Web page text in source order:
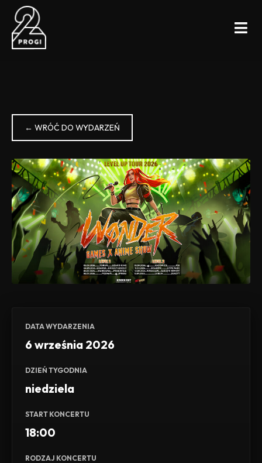
← WRÓĆ DO WYDARZEŃ
DATA WYDARZENIA
6 września 2026
DZIEŃ TYGODNIA
niedziela
START KONCERTU
18:00
RODZAJ KONCERTU